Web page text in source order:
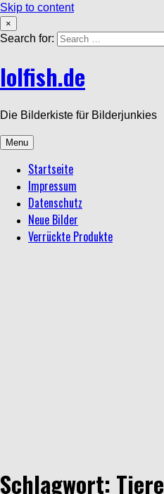
Skip to content
×
Search for:
lolfish.de
Die Bilderkiste für Bilderjunkies
Menu
Startseite
Impressum
Datenschutz
Neue Bilder
Verrückte Produkte
Schlagwort: Tiere